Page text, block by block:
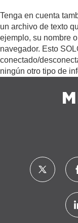
Tenga en cuenta
un archivo de texto
ejemplo, su nombre
navegador. Esto
conectado/
ningún otro tipo de